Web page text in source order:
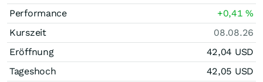
Performance
+0,41%
Kurszeit
08.08.26
Eröffnung
42,04 USD
Tageshoch
42,05 USD